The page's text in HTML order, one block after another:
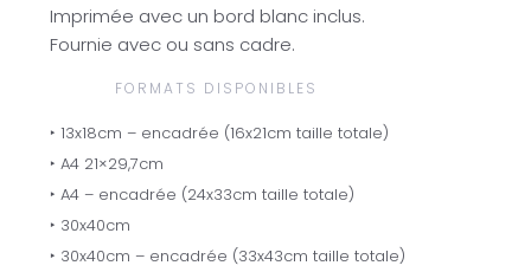
Imprimée avec un bord blanc inclus.
Fournie avec ou sans cadre.
FORMATS DISPONIBLES
‣ 13x18cm – encadrée (16x21cm taille totale)
‣ A4 21×29,7cm
‣ A4 – encadrée (24x33cm taille totale)
‣ 30x40cm
‣ 30x40cm – encadrée (33x43cm taille totale)